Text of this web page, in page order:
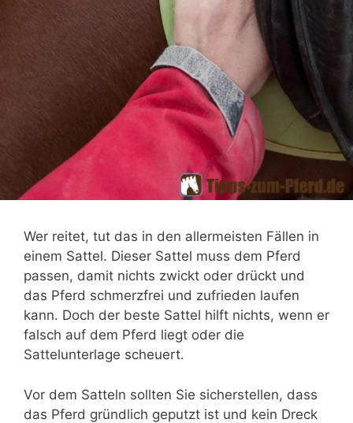
Wer reitet, tut das in den allermeisten Fällen in
einem Sattel. Dieser Sattel muss dem Pferd
passen, damit nichts zwickt oder drückt und
das Pferd schmerzfrei und zufrieden laufen
kann. Doch der beste Sattel hilft nichts, wenn er
falsch auf dem Pferd liegt oder die
Sattelunterlage scheuert.
Vor dem Satteln sollten Sie sicherstellen, dass
das Pferd gründlich geputzt ist und kein Dreck